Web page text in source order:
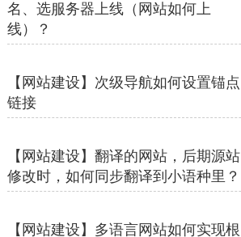
名、选服务器上线（网站如何上
线）？
【网站建设】次级导航如何设置锚点
链接
【网站建设】翻译的网站，后期源站
修改时，如何同步翻译到小语种里？
【网站建设】多语言网站如何实现根